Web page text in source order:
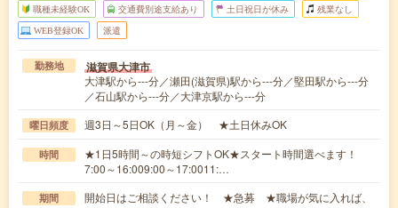
職種未経験OK 交通費別途支給あり 土日祝日が休み 残業なし
WEB登録OK 派遣
勤務地 滋賀県大津市
大津駅から---分／瀬田(滋賀県)駅から---分／堅田駅から---分
／石山駅から---分／大津京駅から---分
曜日頻度 週3日～5日OK（月～金） ★土日休みOK
時間
★1日5時間～の時短シフトOK★スタート時間選べます！
7:00～16:009:00～17:0011:…
期間
開始日はご相談ください！ ★急募 ★職場が気に入れば、